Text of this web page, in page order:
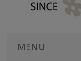
MENU